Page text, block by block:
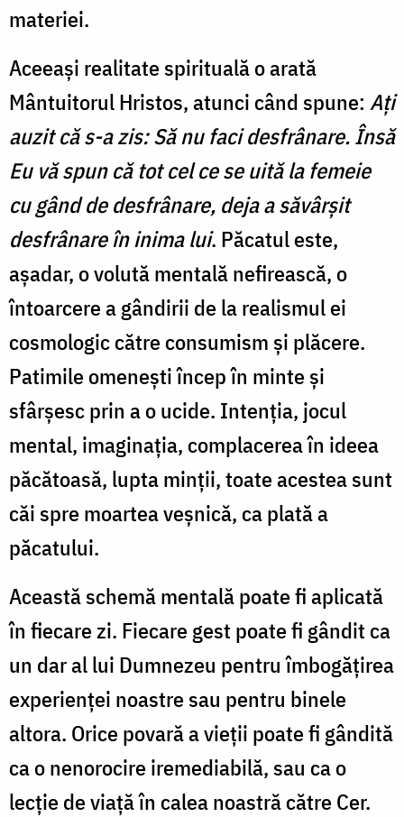
materiei.
Aceeaşi realitate spirituală o arată
Mântuitorul Hristos, atunci când spune: Aţi
auzit că s-a zis: Să nu faci desfrânare. Însă
Eu vă spun că tot cel ce se uită la femeie
cu gând de desfrânare, deja a săvârşit
desfrânare în inima lui. Păcatul este,
aşadar, o volută mentală nefirească, o
întoarcere a gândirii de la realismul ei
cosmologic către consumism şi plăcere.
Patimile omeneşti încep în minte şi
sfârşesc prin a o ucide. Intenţia, jocul
mental, imaginaţia, complacerea în ideea
păcătoasă, lupta minţii, toate acestea sunt
căi spre moartea veşnică, ca plată a
păcatului.
Această schemă mentală poate fi aplicată
în fiecare zi. Fiecare gest poate fi gândit ca
un dar al lui Dumnezeu pentru îmbogăţirea
experienţei noastre sau pentru binele
altora. Orice povară a vieţii poate fi gândită
ca o nenorocire iremediabilă, sau ca o
lecţie de viaţă în calea noastră către Cer.